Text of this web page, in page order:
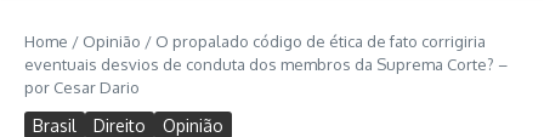
Home / Opinião / O propalado código de ética de fato corrigiria
eventuais desvios de conduta dos membros da Suprema Corte? –
por Cesar Dario
Brasil Direito Opinião